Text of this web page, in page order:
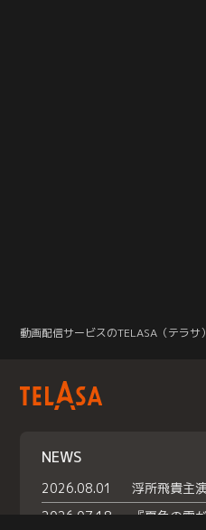
動画配信サービスのTELASA（テラサ）
NEWS
2026.08.01
2026.07.18